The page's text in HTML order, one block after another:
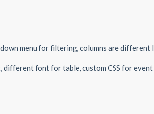
menu for filtering, columns are different
font for table, custom CSS for